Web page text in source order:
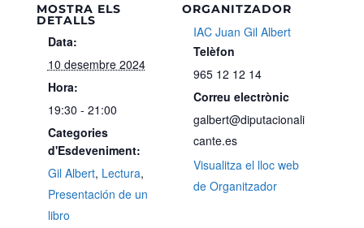
MOSTRA ELS
DETALLS
Data:
10 desembre 2024
Hora:
19:30 - 21:00
Categories
d'Esdeveniment:
Gil Albert, Lectura,
Presentación de un
libro
ORGANITZADOR
IAC Juan Gil Albert
Telèfon
965 12 12 14
Correu electrònic
galbert@diputacionali
cante.es
Visualitza el lloc web
de Organitzador